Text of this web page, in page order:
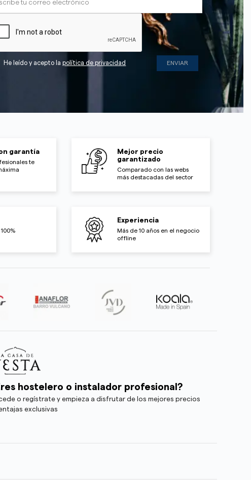
He leído y acepto lapolítica de privacidad
garantía
te
Mejor precio
garantizado
Comparado con las webs
más destacadas del sector
Experiencia
Más de 10 años en el negocio
offline
hostelero o instalador profesional?
o regístrate y empieza a disfrutar de los mejores precios
exclusivas